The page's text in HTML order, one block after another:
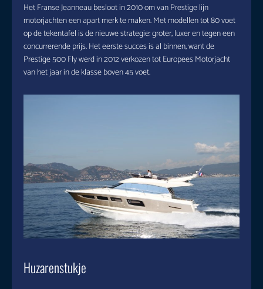
Het Franse Jeanneau besloot in 2010 om van Prestige lijn
motorjachten een apart merk te maken. Met modellen tot 80 voet
op de tekentafel is de nieuwe strategie: groter, luxer en tegen een
concurrerende prijs. Het eerste succes is al binnen, want de
Prestige 500 Fly werd in 2012 verkozen tot Europees Motorjacht
van het jaar in de klasse boven 45 voet.
Huzarenstukje